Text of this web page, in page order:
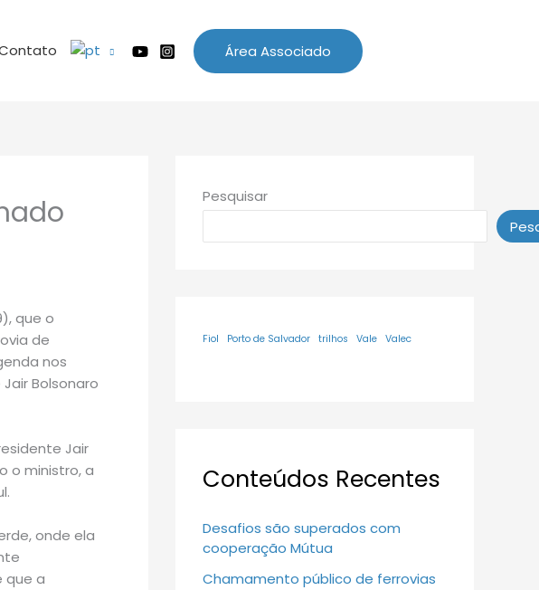
Área Associado
que o
de
nos
Bolsonaro
Jair
o ministro, a
onde ela
que a
Pesquisar
Fiol Porto de Salvador trilhos Vale Valec
Conteúdos Recentes
Desafios são superados com
cooperação Mútua
Chamamento público de ferrovias